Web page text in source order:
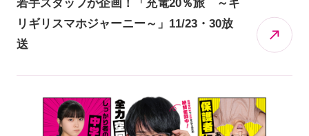
若手スタッフが企画！「充電20％旅 ～ギ
リギリスマホジャーニー～」11/23・30放
送